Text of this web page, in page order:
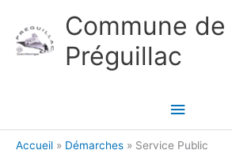
Commune de
Préguillac
Menu
principal
Accueil Démarches Service Public